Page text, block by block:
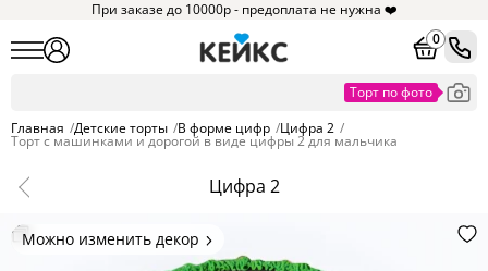
При заказе до 10000р - предоплата не нужна ❤️
0
Главная /Детские торты /В форме цифр /Цифра 2 /
Торт с машинками и дорогой в виде цифры 2 для мальчика
Цифра 2
Можно изменить декор
Цвет покрытия, надписи,